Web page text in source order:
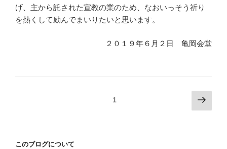
げ、主から託された宣教の業のため、なおいっそう祈り
を熱くして励んでまいりたいと思います。
２０１９年６月２日 亀岡会堂
ビ
1
次
の
このブログについて